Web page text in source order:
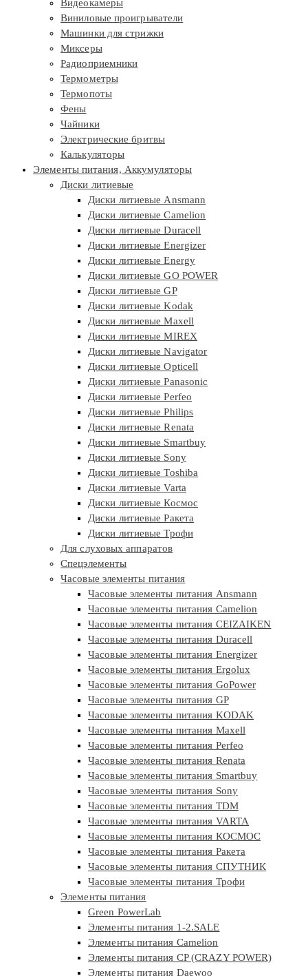
Видеокамеры
Виниловые проигрыватели
Машинки для стрижки
Миксеры
Радиоприемники
Термометры
Термопоты
Фены
Чайники
Электрические бритвы
Калькуляторы
Элементы питания, Аккумуляторы
Диски литиевые
Диски литиевые Ansmann
Диски литиевые Camelion
Диски литиевые Duracell
Диски литиевые Energizer
Диски литиевые Energy
Диски литиевые GO POWER
Диски литиевые GP
Диски литиевые Kodak
Диски литиевые Maxell
Диски литиевые MIREX
Диски литиевые Navigator
Диски литиевые Opticell
Диски литиевые Panasonic
Диски литиевые Perfeo
Диски литиевые Philips
Диски литиевые Renata
Диски литиевые Smartbuy
Диски литиевые Sony
Диски литиевые Toshiba
Диски литиевые Varta
Диски литиевые Космос
Диски литиевые Ракета
Диски литиевые Трофи
Для слуховых аппаратов
Спецэлементы
Часовые элементы питания
Часовые элементы питания Ansmann
Часовые элементы питания Camelion
Часовые элементы питания CEIZAIKEN
Часовые элементы питания Duracell
Часовые элементы питания Energizer
Часовые элементы питания Ergolux
Часовые элементы питания GoPower
Часовые элементы питания GP
Часовые элементы питания KODAK
Часовые элементы питания Maxell
Часовые элементы питания Perfeo
Часовые элементы питания Renata
Часовые элементы питания Smartbuy
Часовые элементы питания Sony
Часовые элементы питания TDM
Часовые элементы питания VARTA
Часовые элементы питания КОСМОС
Часовые элементы питания Ракета
Часовые элементы питания СПУТНИК
Часовые элементы питания Трофи
Элементы питания
Green PowerLab
Элементы питания 1-2.SALE
Элементы питания Camelion
Элементы питания CP (CRAZY POWER)
Элементы питания Daewoo